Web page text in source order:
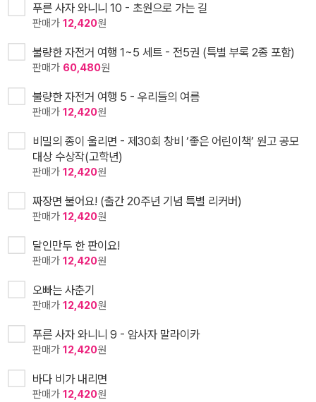
푸른 사자 와니니 10 - 초원으로 가는 길
판매가 12,420원
불량한 자전거 여행 1~5 세트 - 전5권 (특별 부록 2종 포함)
판매가 60,480원
불량한 자전거 여행 5 - 우리들의 여름
판매가 12,420원
비밀의 종이 울리면 - 제30회 창비 ‘좋은 어린이책’ 원고 공모
대상 수상작(고학년)
판매가 12,420원
짜장면 불어요! (출간 20주년 기념 특별 리커버)
판매가 12,420원
달인만두 한 판이요!
판매가 12,420원
오빠는 사춘기
판매가 12,420원
푸른 사자 와니니 9 - 암사자 말라이카
판매가 12,420원
바다 비가 내리면
판매가 12,420원